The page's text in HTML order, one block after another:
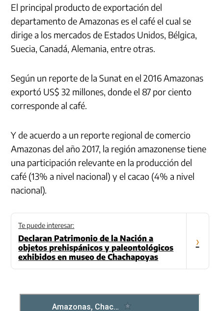
El principal producto de exportación del
departamento de Amazonas es el café el cual se
dirige a los mercados de Estados Unidos, Bélgica,
Suecia, Canadá, Alemania, entre otras.
Según un reporte de la Sunat en el 2016 Amazonas
exportó US$ 32 millones, donde el 87 por ciento
corresponde al café.
Y de acuerdo a un reporte regional de comercio
Amazonas del año 2017, la región amazonense tiene
una participación relevante en la producción del
café (13% a nivel nacional) y el cacao (4% a nivel
nacional).
Te puede interesar:
Declaran Patrimonio de la Nación a
objetos prehispánicos y paleontológicos
exhibidos en museo de Chachapoyas
›